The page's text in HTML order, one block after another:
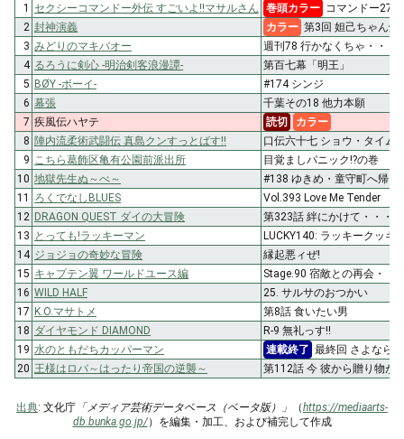
1
セクシーコマンドー外伝 すごいよ!!マサルさん 巻頭カラー コマンドー27
2 封神演義 カラー 第3回 妲己ちゃん炮
3 みどりのマキバオー
週刊78 行かなくちゃ・・・
4 るろうに剣心 -明治剣客浪漫譚-
第百七幕「明王」
5 BØY -ボーイ-
#174 シンジ
6 幕張
千葉その18 他力本願
7 疾風伝ハヤテ 読切
カラー
8 陣内流柔術武闘伝 真島クンすっとばす!!
口伝六十七 ショウ・タイム
9
こちら葛飾区亀有公園前派出所
目覚ましパニック!?の巻
10 地獄先生ぬ～べ～
#138 ゆきめ・童守町へ帰る
11
ろくでなしBLUES
Vol.393 Love Me Tender
12 DRAGON QUEST ダイの大冒険
第323話 絆にかけて・・・!
13 とっても!ラッキーマン
LUCKY140: ラッキークッキ
14 ジョジョの奇妙な冒険
縁起悪ィぜ!
15 キャプテン翼 ワールドユース編
Stage.90 宿敵との再会・・
16 WILD HALF
25. サルサのおつかい
17 K.O.マサトメ
第8話 食いたい男
18 ダイヤモンド DIAMOND
R-9 無礼っす!!
19 水のともだちカッパーマン 連載終了 最終回 さよなら
20 王様はロバ～はったり帝国の逆襲～ 第112話 今 彼から贈り物が
出典: 文化庁 「メディア芸術データベース（ベータ版）」 （https://mediaarts-
db.bunka.go.jp/）を編集・加工、および補完して作成